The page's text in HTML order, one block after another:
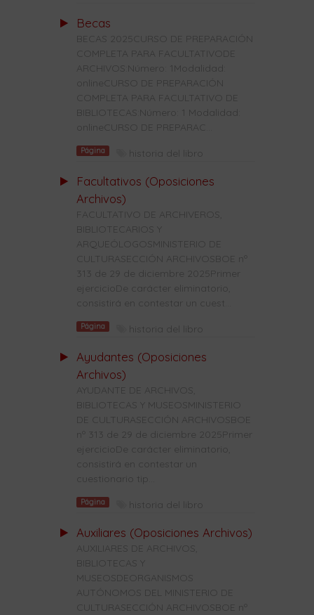
Becas
BECAS 2025CURSO DE PREPARACIÓN
COMPLETA PARA FACULTATIVODE
ARCHIVOS:Número: 1Modalidad:
onlineCURSO DE PREPARACIÓN
COMPLETA PARA FACULTATIVO DE
BIBLIOTECAS:Número: 1 Modalidad:
onlineCURSO DE PREPARAC...
Página historia del libro
Facultativos (Oposiciones
Archivos)
FACULTATIVO DE ARCHIVEROS,
BIBLIOTECARIOS Y
ARQUEÓLOGOSMINISTERIO DE
CULTURASECCIÓN ARCHIVOSBOE nº
313 de 29 de diciembre 2025Primer
ejercicioDe carácter eliminatorio,
consistirá en contestar un cuest...
Página historia del libro
Ayudantes (Oposiciones
Archivos)
AYUDANTE DE ARCHIVOS,
BIBLIOTECAS Y MUSEOSMINISTERIO
DE CULTURASECCIÓN ARCHIVOSBOE
nº 313 de 29 de diciembre 2025Primer
ejercicioDe carácter eliminatorio,
consistirá en contestar un
cuestionario tip...
Página historia del libro
Auxiliares (Oposiciones Archivos)
AUXILIARES DE ARCHIVOS,
BIBLIOTECAS Y
MUSEOSDEORGANISMOS
AUTÓNOMOS DEL MINISTERIO DE
CULTURASECCIÓN ARCHIVOSBOE nº